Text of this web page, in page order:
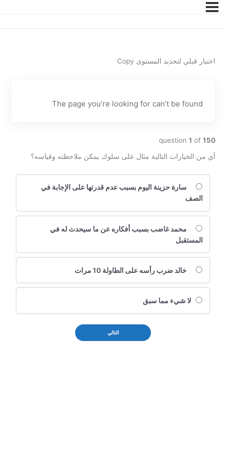
اختبار قبلي لتحديد المستوى Copy
The page you’re looking for can’t be found
question1 of150
أي من الخيارات التالية مثال على سلوك يمكن ملاحظته وقياسه؟
سارة حزينة اليوم بسبب عدم قدرتها على الإجابة في
الصف
محمد غاضب بسبب أفكاره عن ما سيحدث له في
المستقبل
خالد ضرب رأسه على الطاولة 10 مرات
لا شيء مما سبق